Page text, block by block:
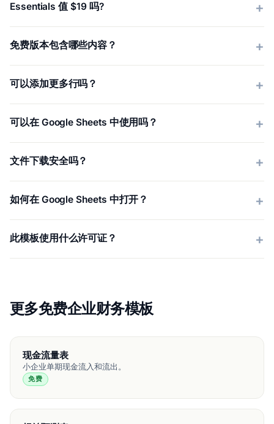
Essentials 值 $19 吗?
免费版本包含哪些内容？
可以添加更多行吗？
可以在 Google Sheets 中使用吗？
文件下载安全吗？
如何在 Google Sheets 中打开？
此模板使用什么许可证？
更多免费企业财务模板
现金流量表
小企业单期现金流入和流出。
免费